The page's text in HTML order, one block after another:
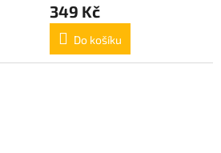
349 Kč
Do košíku